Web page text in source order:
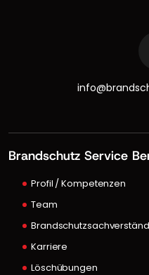
Brandschutz Service
Profil / Kompetenzen
Team
Karriere
Löschübungen